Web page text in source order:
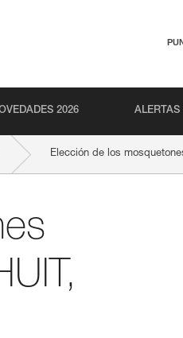
2026 ALERTAS
Elección de los